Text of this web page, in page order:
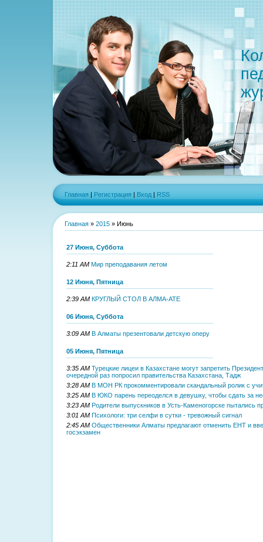
Главная | Регистрация | Вход | RSS
Главная » 2015 » Июнь
27 Июня, Суббота
2:11 AM Мир преподавания летом
12 Июня, Пятница
2:39 AM КРУГЛЫЙ СТОЛ В АЛМА-АТЕ
06 Июня, Суббота
3:09 AM В Алматы презентовали детскую оперу
05 Июня, Пятница
3:35 AM Турецкие лицеи в Казахстане могут запретить
очередной раз попросил правительства Казахстана, Тадж
3:28 AM В МОН РК прокомментировали скандальный ролик с
3:25 AM В ЮКО парень переоделся в девушку, чтобы сдать за
3:23 AM Родители выпускников в Усть-Каменогорске пытались
3:01 AM Психологи: три селфи в сутки - тревожный сигнал
2:45 AM Общественники Алматы предлагают отменить ЕНТ и
госэкзамен